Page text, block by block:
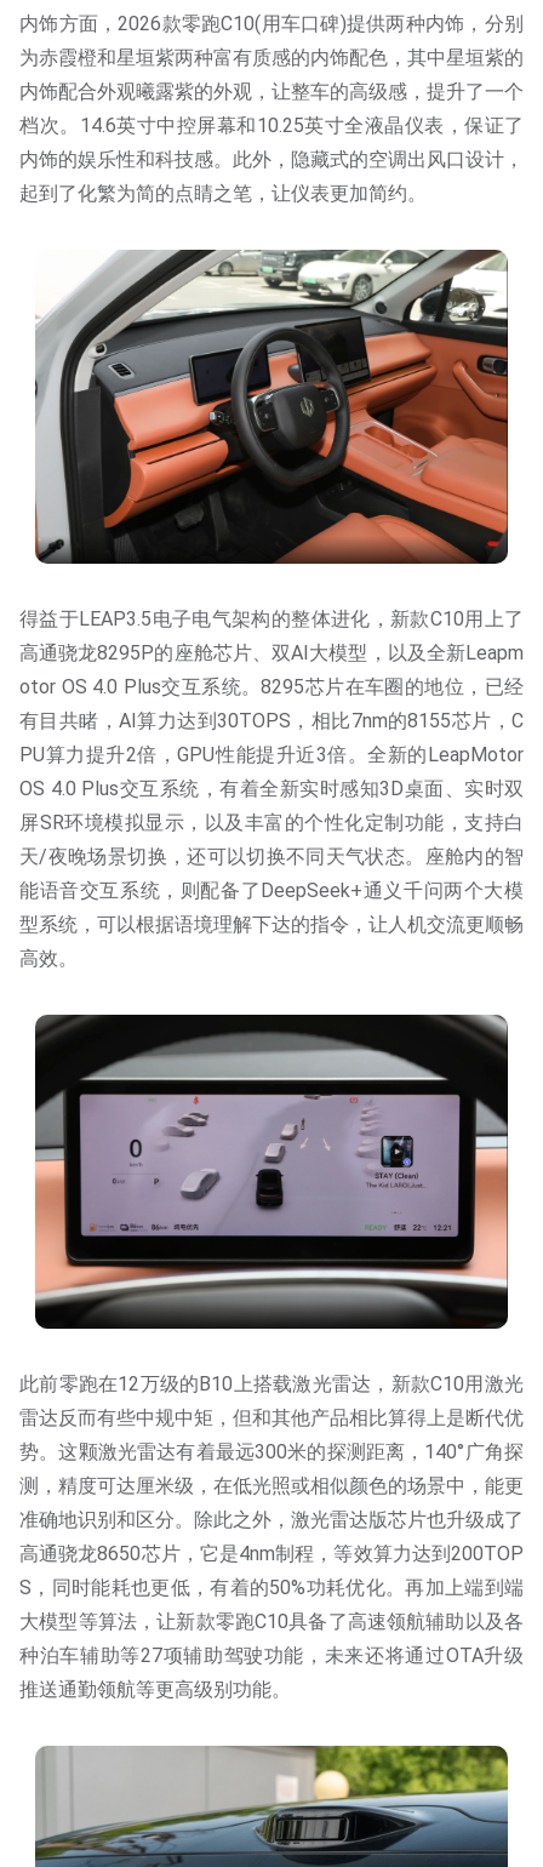
内饰方面，2026款零跑C10(用车口碑)提供两种内饰，分别
为赤霞橙和星垣紫两种富有质感的内饰配色，其中星垣紫的
内饰配合外观曦露紫的外观，让整车的高级感，提升了一个
档次。14.6英寸中控屏幕和10.25英寸全液晶仪表，保证了
内饰的娱乐性和科技感。此外，隐藏式的空调出风口设计，
起到了化繁为简的点睛之笔，让仪表更加简约。
得益于LEAP3.5电子电气架构的整体进化，新款C10用上了
高通骁龙8295P的座舱芯片、双AI大模型，以及全新Leapm
otor OS 4.0 Plus交互系统。8295芯片在车圈的地位，已经
有目共睹，AI算力达到30TOPS，相比7nm的8155芯片，C
PU算力提升2倍，GPU性能提升近3倍。全新的LeapMotor
OS 4.0 Plus交互系统，有着全新实时感知3D桌面、实时双
屏SR环境模拟显示，以及丰富的个性化定制功能，支持白
天/夜晚场景切换，还可以切换不同天气状态。座舱内的智
能语音交互系统，则配备了DeepSeek+通义千问两个大模
型系统，可以根据语境理解下达的指令，让人机交流更顺畅
高效。
此前零跑在12万级的B10上搭载激光雷达，新款C10用激光
雷达反而有些中规中矩，但和其他产品相比算得上是断代优
势。这颗激光雷达有着最远300米的探测距离，140°广角探
测，精度可达厘米级，在低光照或相似颜色的场景中，能更
准确地识别和区分。除此之外，激光雷达版芯片也升级成了
高通骁龙8650芯片，它是4nm制程，等效算力达到200TOP
S，同时能耗也更低，有着的50%功耗优化。再加上端到端
大模型等算法，让新款零跑C10具备了高速领航辅助以及各
种泊车辅助等27项辅助驾驶功能，未来还将通过OTA升级
推送通勤领航等更高级别功能。